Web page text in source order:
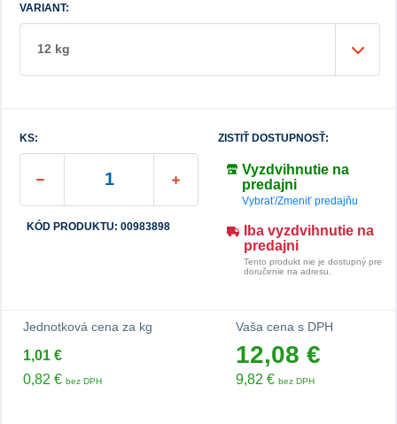
VARIANT:
12 kg
KS:
KÓD PRODUKTU: 00983898
ZISTIŤ DOSTUPNOSŤ:
Vyzdvihnutie na
predajni
Vybrať/Zmeniť predajňu
Iba vyzdvihnutie na
predajni
Tento produkt nie je dostupný pre
doručenie na adresu.
Jednotková cena za kg
1,01 €
0,82 € bez DPH
Vaša cena s DPH
12,08 €
9,82 € bez DPH